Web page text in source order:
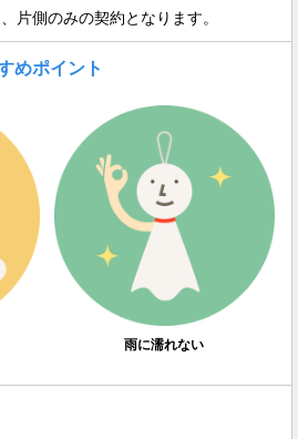
片側のみの契約となります。
めポイント
雨に濡れない